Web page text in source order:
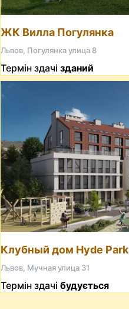
ЖК Вилла Погулянка
Львов, Погулянка улица 8
Термін здачі зданий
Клубный дом Hyde Park
Львов, Мучная улица 31
Термін здачі будується